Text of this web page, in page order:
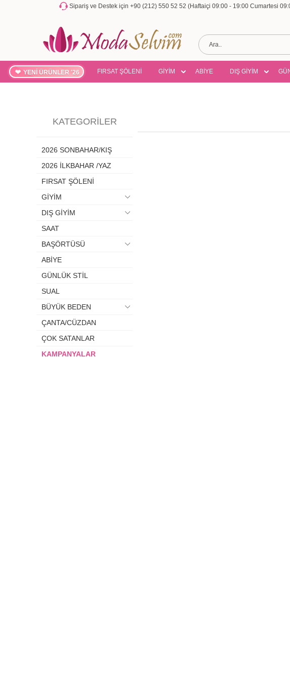
Sipariş ve Destek için +90 (212) 550 52 52 (Haftaiçi 09:00 - 19:00 Cumartesi
YENİ ÜRÜNLER '26 FIRSAT ŞÖLENİ GİYİM ABİYE DIŞ GİYİM
KATEGORILER
2026 SONBAHAR/KIŞ
2026 İLKBAHAR /YAZ
FIRSAT ŞÖLENİ
GİYİM
DIŞ GİYİM
SAAT
BAŞÖRTÜSÜ
ABİYE
GÜNLÜK STİL
SUAL
BÜYÜK BEDEN
ÇANTA/CÜZDAN
ÇOK SATANLAR
KAMPANYALAR